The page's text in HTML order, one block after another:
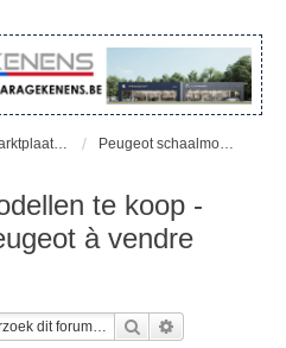
Peugeot Marktplaats - Peugeot Marché Peugeot schaalmodellen te koop - Petits modèles Peugeot à vendre
te koop -
à vendre
Zoek